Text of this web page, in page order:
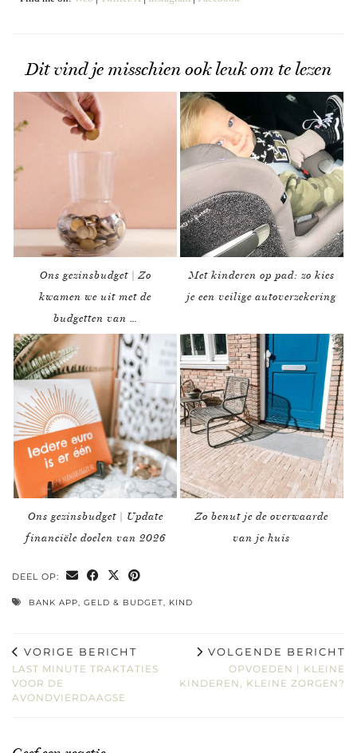
Dit vind je misschien ook leuk om te lezen
Ons gezinsbudget | Zo
kwamen we uit met de
budgetten van …
Met kinderen op pad: zo kies
je een veilige autoverzekering
Ons gezinsbudget | Update
financiële doelen van 2026
Zo benut je de overwaarde
van je huis
DEEL OP:
BANK APP, GELD & BUDGET, KIND
VORIGE BERICHT
LAST MINUTE TRAKTATIES
VOOR DE
AVONDVIERDAAGSE
VOLGENDE BERICHT
OPVOEDEN | KLEINE
KINDEREN, KLEINE ZORGEN?